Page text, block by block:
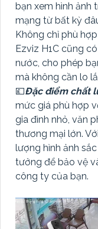
bạn xem hình ảnh
mạng từ bất kỳ
Không chỉ phù
Ezviz H1C cũng
nước, cho phép
mà không cần lo
💷Đặc điểm chất
mức giá phù hợp
gia đình nhỏ, văn
thương mại lớn.
lượng hình ảnh
tưởng để bảo vệ
công ty của bạn.